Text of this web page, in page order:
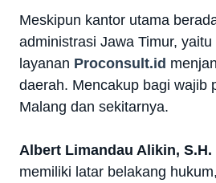
Meskipun kantor utama
administrasi Jawa Timur,
layanan Proconsult.id
daerah. Mencakup bagi wajib
Malang dan sekitarnya.
Albert Limandau Alikin, S.H.
memiliki latar belakang